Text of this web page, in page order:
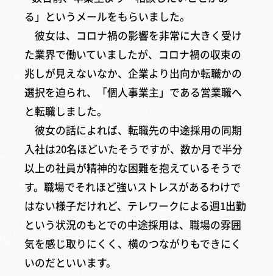
る」というメールをもらいました。
彼女は、コロナ禍の影響を非常に大きく受け
た業界で働いていましたが、コロナ禍の収束の
兆しが見えないなか、企業より出向か転職かの
選択を迫られ、「個人事業主」である営業職へ
と転職しました。
彼女の話によれば、転職先の中途採用の同期
入社は20名ほどいたそうですが、数か月で半分
以上の社員が精神的な困難を抱えているそうで
す。職場でそれほど強いストレスがあるわけで
はない様子だけれど、テレワークによる週1出勤
という状況のもとでの中途採用は、職場の雰囲
気を感じ取りにくく、横のつながりもできにく
いのだといいます。